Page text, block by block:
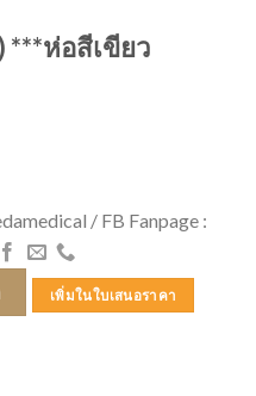
***ห่อสีเขียว
/ FB Fanpage :
สีเขียว ชิ้น
เพิ่มในใบเสนอราคา